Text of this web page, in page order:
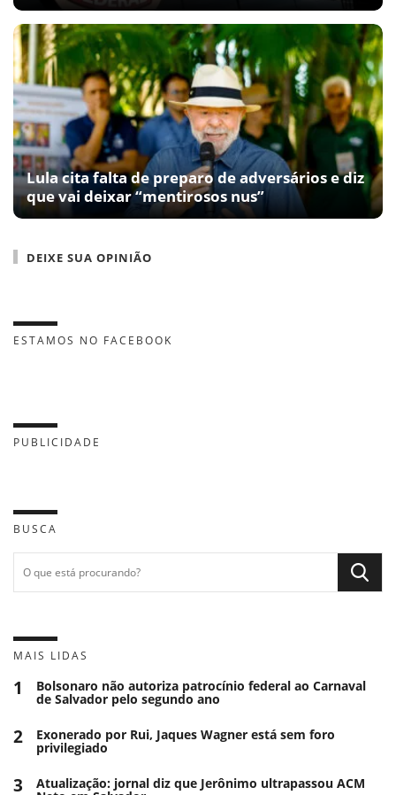
Lula cita falta de preparo de adversários e diz
que vai deixar “mentirosos nus”
DEIXE SUA OPINIÃO
ESTAMOS NO FACEBOOK
PUBLICIDADE
BUSCA
MAIS LIDAS
1 Bolsonaro não autoriza patrocínio federal ao Carnaval
de Salvador pelo segundo ano
2 Exonerado por Rui, Jaques Wagner está sem foro
privilegiado
3 Atualização: jornal diz que Jerônimo ultrapassou ACM